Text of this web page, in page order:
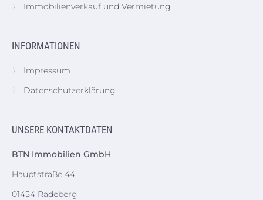
Immobilienverkauf und Vermietung
INFORMATIONEN
Impressum
Datenschutzerklärung
UNSERE KONTAKTDATEN
BTN Immobilien GmbH
Hauptstraße 44
01454 Radeberg